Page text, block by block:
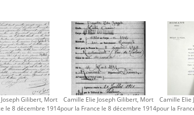
Gilibert, Mort
le 8 décembre 1914
Camille Elie Joseph Gilibert, Mort
pour la France le 8 décembre 1914
Camille Elie
pour la